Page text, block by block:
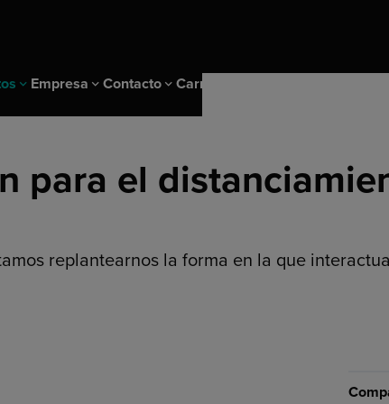
agua
la calefacción
Metering
Empresa
Localizaciones
Desarrollo sostenible
Contacto Carrera
para el
replantearnos la forma en la que